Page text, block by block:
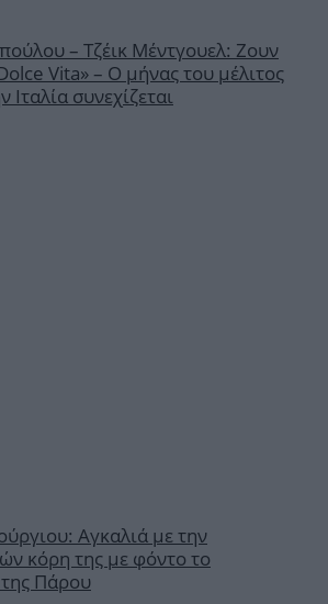
– Τζέικ Μέντγουελ: Ζουν
Vita» – Ο μήνας του μέλιτος
συνεχίζεται
Αγκαλιά με την
κόρη της με φόντο το
Πάρου